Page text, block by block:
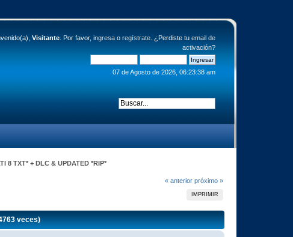
Visitante. Por favor, ingresao regístrate. ¿Perdiste tu email de
activación?
07 de Agosto de 2026, 06:23:38 am
8 TXT* + DLC & UPDATED *RIP*
« anterior próximo »
IMPRIMIR
veces)